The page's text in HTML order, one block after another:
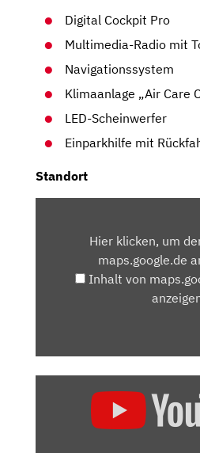
Digital Cockpit Pro
Multimedia-Radio mit
Navigationssystem
Klimaanlage „Air Care
LED-Scheinwerfer
Einparkhilfe mit
Standort
MAPS.GOOGLE.DE
Hier klicken, um
maps.google.de
Inhalt von